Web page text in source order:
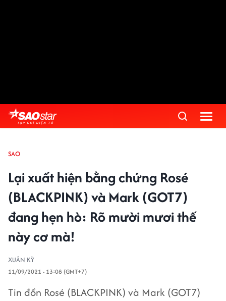
SAO
Lại xuất hiện bằng chứng Rosé
(BLACKPINK) và Mark (GOT7)
đang hẹn hò: Rõ mười mươi thế
này cơ mà!
XUÂN KỲ
11/09/2021 - 13:08 (GMT+7)
Tin đồn Rosé (BLACKPINK) và Mark (GOT7)